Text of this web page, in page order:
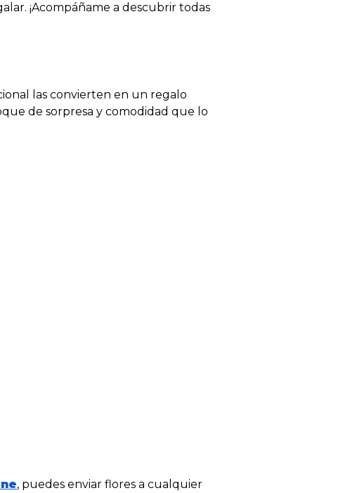
¡Acompáñame a descubrir todas
las convierten en un regalo
de sorpresa y comodidad que lo
, puedes enviar flores a cualquier